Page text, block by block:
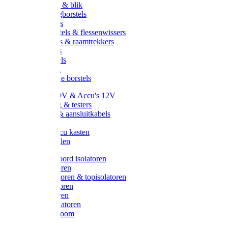
Handveger & blik
Voetenveegborstels
Handvegers
Afwasborstels & flessenwissers
Wasborstels & raamtrekkers
Tonborstels
Werkborstels
Hygienische borstels
Batterijen 9V & Accu's 12V
Beveiliging & testers
Kabelsets & aansluitkabels
Metalen accu kasten
Zonnepanelen
Draad & koord isolatoren
Ringisolatoren
Extra isolatoren & topisolatoren
Hoekisolatoren
Lintisolatoren
Afstandisolatoren
Isolatorenboom